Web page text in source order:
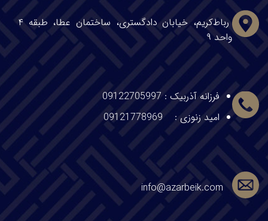
رباط‌کریم، خیابان دادگستری، ساختمان عطا، طبقه ۴
واحد ۹
فرزانه آذربیک :
09122705997
امید زنوزی :09121778969
info@azarbeik.com